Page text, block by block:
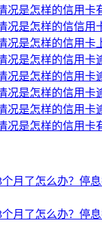
况是怎样的信用卡
况是怎样的信信用
况是怎样的信用卡
况是怎样的信用卡
况是怎样的信用卡
况是怎样的信用卡
况是怎样的信用卡
况是怎样的信用卡
月了怎么办？停
月了怎么办？停